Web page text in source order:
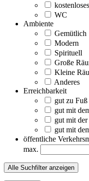
WC
Ambiente
Gemütlich
Modern
Spirituell
Große
Kleine
Anderes
Erreichbarkeit
gut zu Fuß
gut mit
gut mit
gut mit
öffentliche
max.
Alle Suchfilter anzeigen